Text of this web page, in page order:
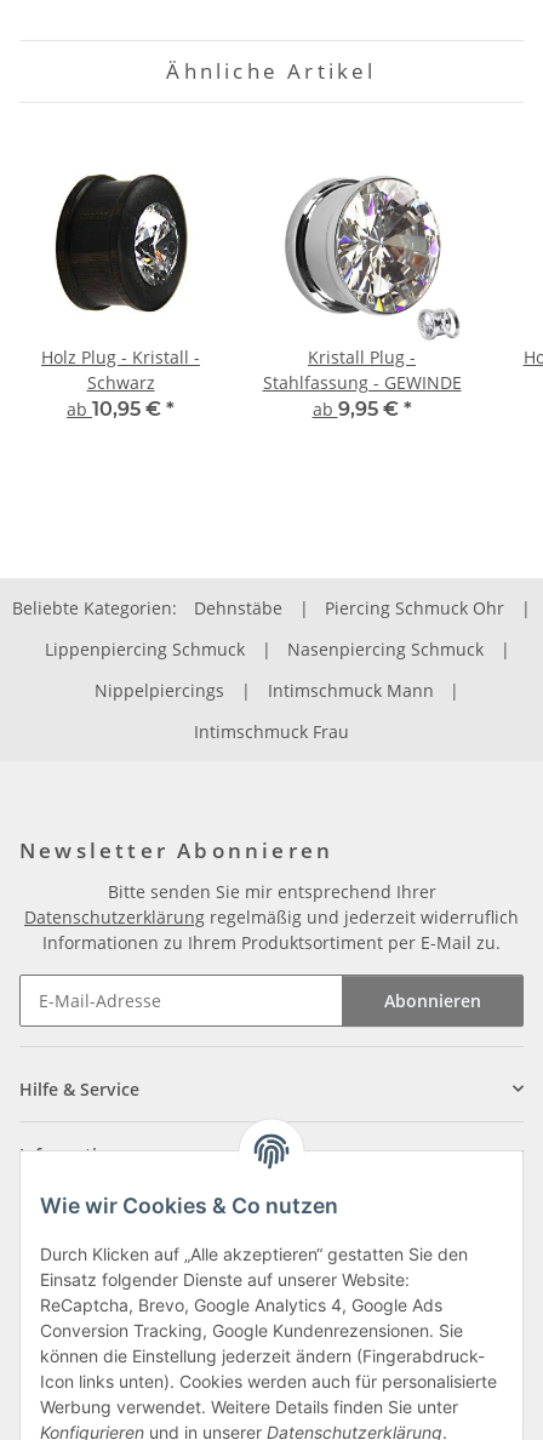
Wie wir Cookies & Co nutzen
Durch Klicken auf „Alle akzeptieren“ gestatten Sie den
Einsatz folgender Dienste auf unserer Website:
ReCaptcha, Brevo, Google Analytics 4, Google Ads
Conversion Tracking, Google Kundenrezensionen. Sie
können die Einstellung jederzeit ändern (Fingerabdruck-
Icon links unten). Cookies werden auch für personalisierte
Werbung verwendet. Weitere Details finden Sie unter
Konfigurieren und in unserer Datenschutzerklärung.
Ähnliche Artikel
Holz Plug - Kristall -
Schwarz
ab 10,95 € *
Kristall Plug -
Stahlfassung - GEWINDE
ab 9,95 € *
Beliebte Kategorien: Dehnstäbe | Piercing Schmuck Ohr
|
Lippenpiercing Schmuck
| Nasenpiercing Schmuck
|
Nippelpiercings
| Intimschmuck Mann
|
Intimschmuck Frau
Newsletter Abonnieren
Bitte senden Sie mir entsprechend Ihrer
Datenschutzerklärung regelmäßig und jederzeit widerruflich
Informationen zu Ihrem Produktsortiment per E-Mail zu.
Abonnieren
Hilfe & Service
Informationen
Zahlungsarten